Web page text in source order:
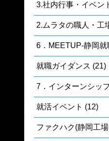
3.社内行事・イベン
2.ムラタの職人・工
6．MEETUP-静岡就
就職ガイダンス (21)
7．インターンシッ
就活イベント (12)
ファクハク(静岡工